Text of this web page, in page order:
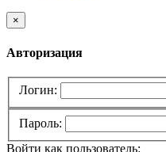
×
Авторизация
Логин:
Пароль:
Войти как пользователь: